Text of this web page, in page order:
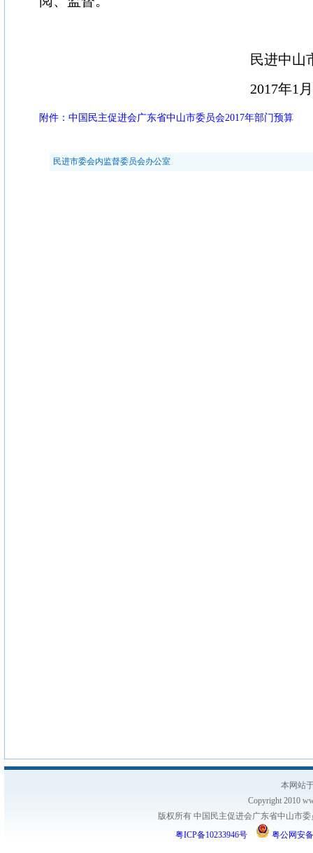
民进中山市委
2017年1
附件：中国民主促进会广东省中山市委员会2017年部门预算
民进市委会内监督委员会办公室
本网站
Copyright 2010
版权所有 中国民主促进会广东省中山市
粤ICP备10233946号
粤公网安